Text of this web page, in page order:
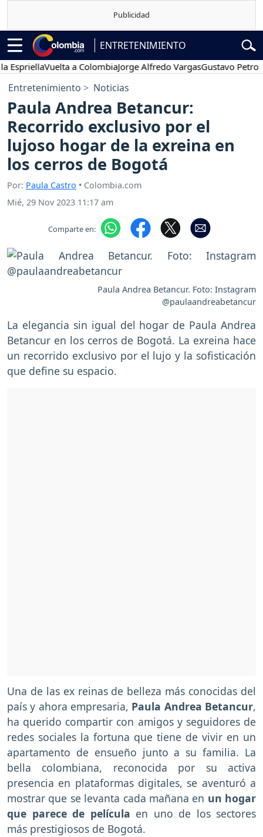
ENTRETENIMIENTO
Vuelta a ColombiaJorge Alfredo VargasGustavo Petro
Entretenimiento Noticias
Paula Andrea Betancur:
Recorrido exclusivo por el
lujoso hogar de la exreina en
los cerros de Bogotá
Por: Paula Castro • Colombia.com
Mié, 29 Nov 2023 11:17 am
Comparte en:
Paula Andrea Betancur. Foto: Instagram
@paulaandreabetancur
La elegancia sin igual del hogar de Paula Andrea
Betancur en los cerros de Bogotá. La exreina hace
un recorrido exclusivo por el lujo y la sofisticación
que define su espacio.
Una de las ex reinas de belleza más conocidas del
país y ahora empresaria, Paula Andrea Betancur,
ha querido compartir con amigos y seguidores de
redes sociales la fortuna que tiene de vivir en un
apartamento de ensueño junto a su familia. La
bella colombiana, reconocida por su activa
presencia en plataformas digitales, se aventuró a
mostrar que se levanta cada mañana en un hogar
que parece de película en uno de los sectores
más prestigiosos de Bogotá.